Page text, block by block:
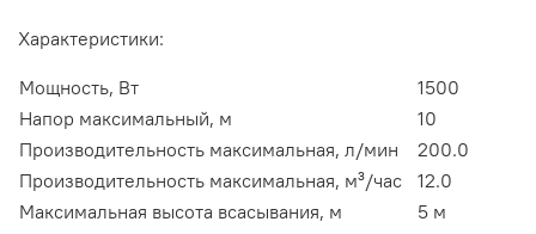
Характеристики:
Мощность, Вт
1500
Напор максимальный, м
10
Производительность максимальная, л/мин
200.0
Производительность максимальная, м³/час
12.0
Максимальная высота всасывания, м
5 м